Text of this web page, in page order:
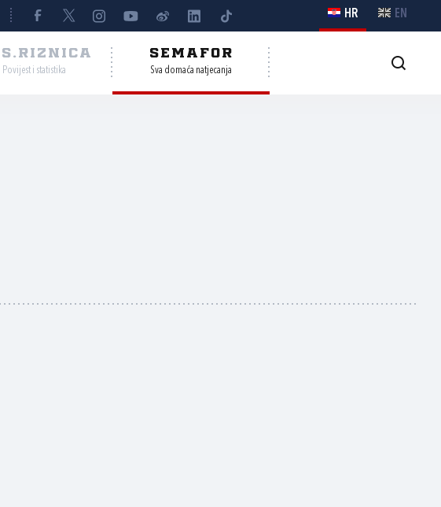
HR EN
Povijest i statistika
SEMAFOR
Sva domaća natjecanja